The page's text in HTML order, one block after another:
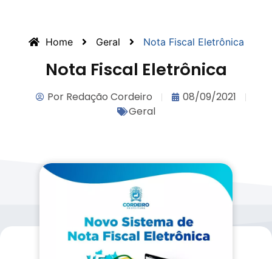
Home Geral Nota Fiscal Eletrônica
Nota Fiscal Eletrônica
PorRedação Cordeiro
08/09/2021
Geral